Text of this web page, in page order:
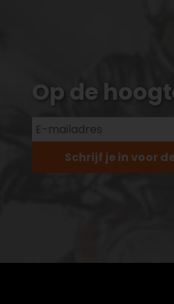
Op de
Schrijf je in voor